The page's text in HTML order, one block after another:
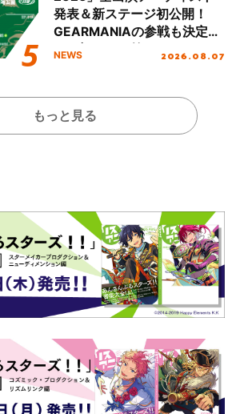
発表＆新ステージ初公開！
GEARMANIAの参戦も決定
し、初となる第3ステージの
NEWS 2026.08.07
もっと見る